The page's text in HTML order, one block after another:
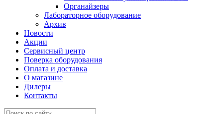
Органайзеры
Лабораторное оборудование
Архив
Новости
Акции
Сервисный центр
Поверка оборудования
Оплата и доставка
О магазине
Дилеры
Контакты